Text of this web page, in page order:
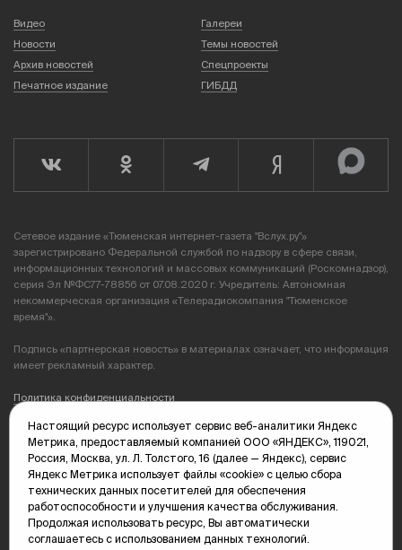
Видео
Галереи
Новости
Темы новостей
Архив новостей
Спецпроекты
Печатное издание
ГИБДД
Сетевое издание «Тюменская интернет-газета "Вслух.ру"»
зарегистрировано Федеральной службой по надзору в сфере связи,
информационных технологий и массовых коммуникаций (Роскомнадзор),
серия Эл №ФС77-78856 от 07.08.2020 г. Учредитель: Автономная
некоммерческая организация «Телерадиокомпания "Тюменское
время"».
Подпись «партнерская новость» в материалах означает, что информация
имеет рекламный характер.
Политика конфиденциальности
Редакция: 625035, Тюмень, пр. Геологоразведчиков, 28А
(3452) 68-89-05
edit@vsluh.ru
Главный редактор: Панкина Т.Ю.
kika@vsluh.ru
По вопросам рекламы:
Настоящий ресурс использует сервис веб-аналитики Яндекс
Метрика, предоставляемый компанией ООО «ЯНДЕКС», 119021,
Россия, Москва, ул. Л. Толстого, 16 (далее — Яндекс), сервис
Яндекс Метрика использует файлы «cookie» с целью сбора
технических данных посетителей для обеспечения
работоспособности и улучшения качества обслуживания.
Продолжая использовать ресурс, Вы автоматически
соглашаетесь с использованием данных технологий.